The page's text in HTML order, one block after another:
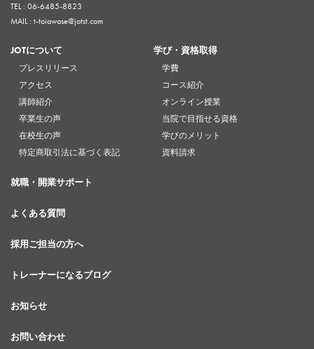
TEL : 06-6485-8823
MAIL : t-toiawase@jotst.com
JOTについて
プレスリリース
アクセス
講師紹介
卒業生の声
在校生の声
特定商取引法に基づく表記
学び・資格取得
学費
コース紹介
オンライン授業
当院で目指せる資格
学びのメリット
資料請求
就職・開業サポート
よくある質問
採用ご担当の方へ
トレーナーになるブログ
お知らせ
お問い合わせ